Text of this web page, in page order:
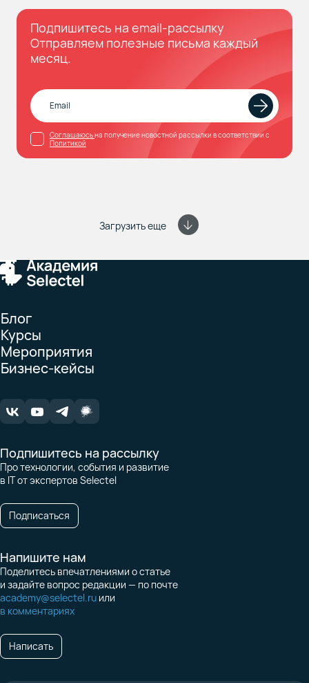
Подпишитесь на email-рассылку
Отправляем полезные письма каждый
месяц.
Соглашаюсьна получение новостной рассылки в соответствии с
Политикой
Загрузить еще
Блог
Курсы
Мероприятия
Бизнес-кейсы
Подпишитесь на рассылку
Про технологии, события и развитие
в IT от экспертов Selectel
Подписаться
Напишите нам
Поделитесь впечатлениями о статье
и задайте вопрос редакции — по почте
academy@selectel.ru или
в комментариях
Написать